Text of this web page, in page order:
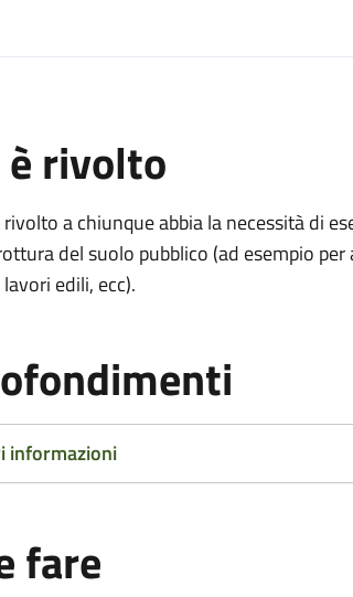
è rivolto
rivolto a chiunque abbia la necessità di
del suolo pubblico (ad esempio
edili, ecc).
informazioni
fare